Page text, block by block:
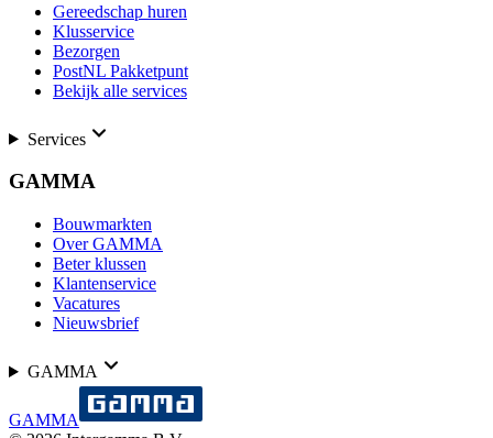
Gereedschap huren
Klusservice
Bezorgen
PostNL Pakketpunt
Bekijk alle services
Services
GAMMA
Bouwmarkten
Over GAMMA
Beter klussen
Klantenservice
Vacatures
Nieuwsbrief
GAMMA
GAMMA